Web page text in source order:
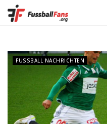
FUSSBALL NACHRICHTEN